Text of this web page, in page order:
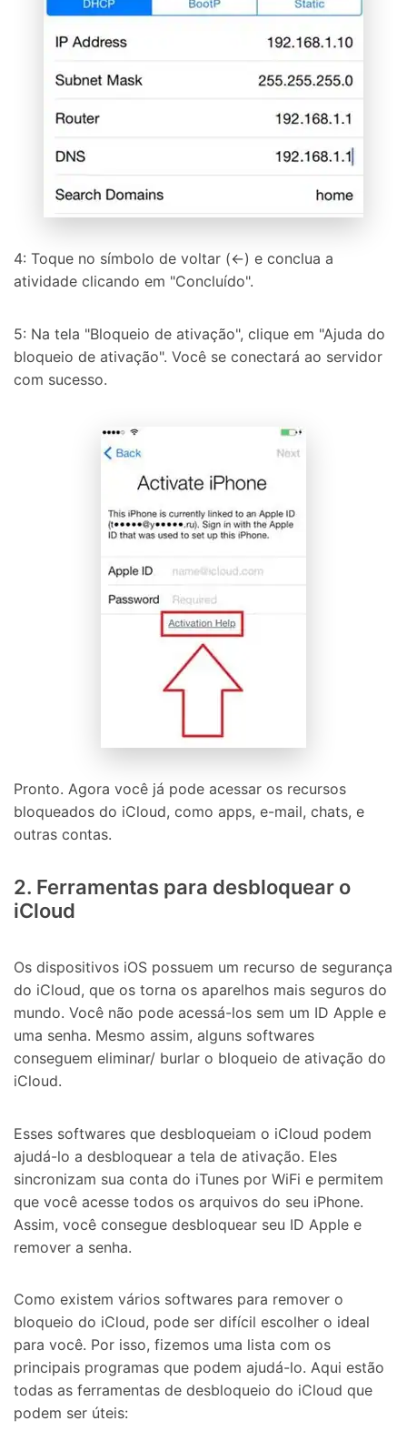
4: Toque no símbolo de voltar (←) e conclua a
atividade clicando em "Concluído".
5: Na tela "Bloqueio de ativação", clique em "Ajuda do
bloqueio de ativação". Você se conectará ao servidor
com sucesso.
Pronto. Agora você já pode acessar os recursos
bloqueados do iCloud, como apps, e-mail, chats, e
outras contas.
2. Ferramentas para desbloquear o
iCloud
Os dispositivos iOS possuem um recurso de segurança
do iCloud, que os torna os aparelhos mais seguros do
mundo. Você não pode acessá-los sem um ID Apple e
uma senha. Mesmo assim, alguns softwares
conseguem eliminar/ burlar o bloqueio de ativação do
iCloud.
Esses softwares que desbloqueiam o iCloud podem
ajudá-lo a desbloquear a tela de ativação. Eles
sincronizam sua conta do iTunes por WiFi e permitem
que você acesse todos os arquivos do seu iPhone.
Assim, você consegue desbloquear seu ID Apple e
remover a senha.
Como existem vários softwares para remover o
bloqueio do iCloud, pode ser difícil escolher o ideal
para você. Por isso, fizemos uma lista com os
principais programas que podem ajudá-lo. Aqui estão
todas as ferramentas de desbloqueio do iCloud que
podem ser úteis: